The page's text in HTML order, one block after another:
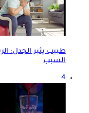
طبيب يثير الجدل:
السبب
4